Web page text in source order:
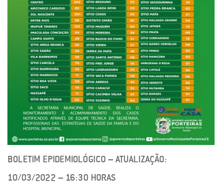
BOLETIM EPIDEMIOLÓGICO – ATUALIZAÇÃO:
10/03/2022 – 16:30 HORAS